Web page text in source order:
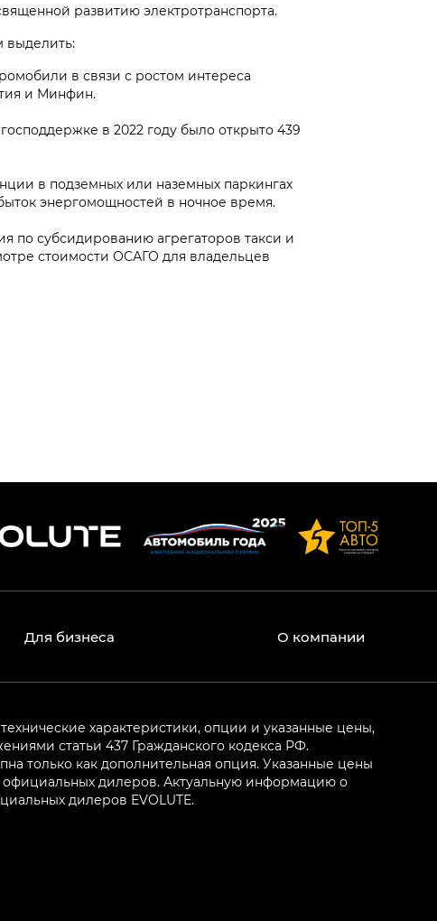
развитию электротранспорта.
выделить:
в связи с ростом интереса
и Минфин.
в 2022 году было открыто 439
в подземных или наземных паркингах
энергомощностей в ночное время.
по субсидированию агрегаторов такси и
стоимости ОСАГО для владельцев
Для бизнеса О компании
характеристики, опции и указанные цены,
статьи 437 Гражданского кодекса РФ.
только как дополнительная опция. Указанные цены
официальных дилеров. Актуальную информацию о
дилеров EVOLUTE.